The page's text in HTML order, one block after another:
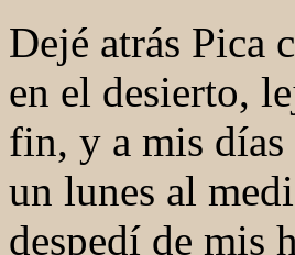
Dejé atrás Pica
en el desierto,
fin, y a mis días
un lunes al
despedí de mis